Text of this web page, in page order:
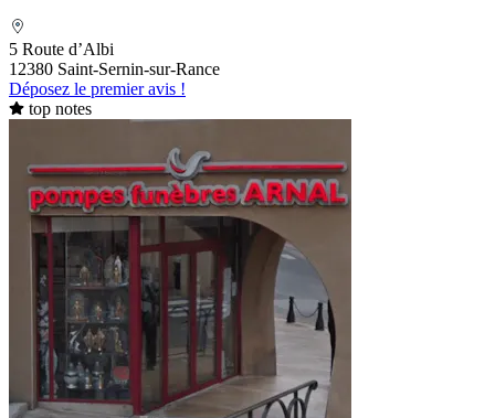
5 Route d’Albi
12380 Saint-Sernin-sur-Rance
Déposez le premier avis !
top notes